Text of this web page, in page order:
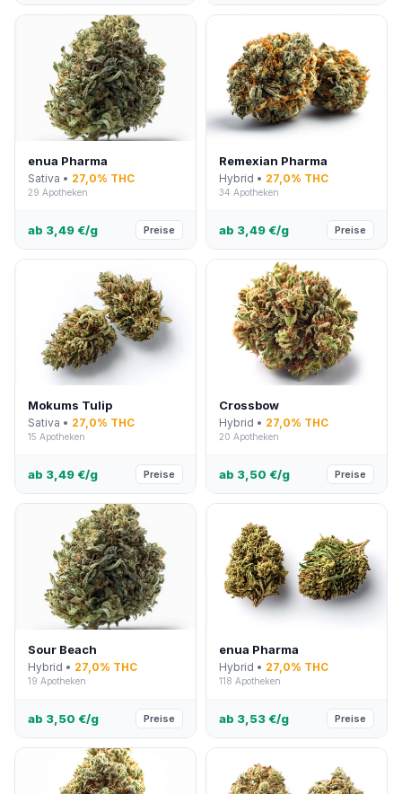
enua Pharma
Sativa • 27,0% THC
29 Apotheken
ab 3,49 €/g Preise
Remexian Pharma
Hybrid • 27,0% THC
34 Apotheken
ab 3,49 €/g Preise
Mokums Tulip
Sativa • 27,0% THC
15 Apotheken
ab 3,49 €/g Preise
Crossbow
Hybrid • 27,0% THC
20 Apotheken
ab 3,50 €/g Preise
Sour Beach
Hybrid • 27,0% THC
19 Apotheken
ab 3,50 €/g Preise
enua Pharma
Hybrid • 27,0% THC
118 Apotheken
ab 3,53 €/g Preise